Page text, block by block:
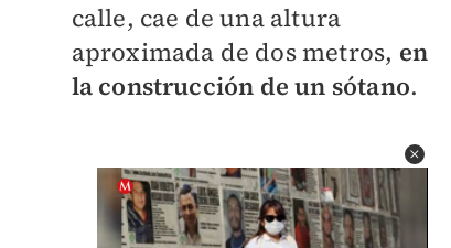
calle, cae de una altura
aproximada de dos metros, en
la construcción de un sótano.